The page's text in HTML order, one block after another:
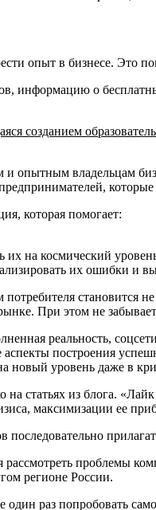
опыт в бизнесе. Это
информацию о
созданием
опытным владельцам
которая помогает:
их на космический
их ошибки и
становится
При этом не
реальность,
аспекты построения
новый уровень даже в
на статьях из блога.
максимизации ее
проблемы
регионе России.
раз попробовать